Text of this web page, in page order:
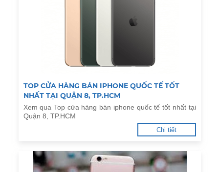
TOP CỬA HÀNG BÁN IPHONE QUỐC TẾ TỐT
NHẤT TẠI QUẬN 8, TP.HCM
Xem qua Top cửa hàng bán iphone quốc tế tốt nhất tại
Quận 8, TP.HCM
Chi tiết